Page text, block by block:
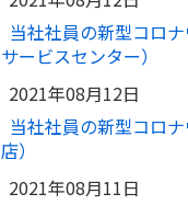
当社社員の新型コロ
サービスセンター）
2021年08月12日
当社社員の新型コロ
店）
2021年08月11日